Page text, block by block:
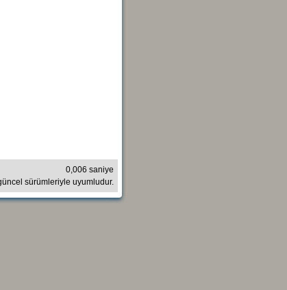
0,006 saniye
sürümleriyle uyumludur.